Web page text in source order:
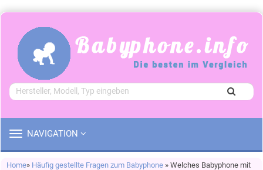
TOGGLE
NAVIGATION
Home» Häufig gestellte Fragen zum Babyphone » Welches Babyphone mit